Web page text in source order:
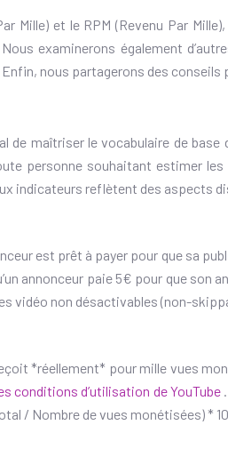
Mille) et le RPM (Revenu Par
examinerons également
nous partagerons des
maîtriser le vocabulaire de
personne souhaitant estimer
indicateurs reflètent des aspects
est prêt à payer pour que sa
annonceur paie 5€ pour que
vidéo non désactivables (non-
*réellement* pour mille vues
conditions d’utilisation de YouTube
/ Nombre de vues monétisées) *